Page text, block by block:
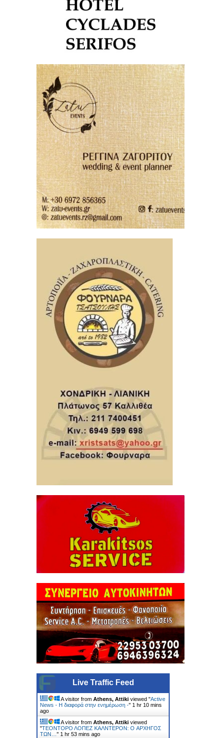
Live Traffic Feed
A visitor from Athens, Attiki viewed "Active
News - Η διαφορά στην ενημέρωση -" 1 hr 10 mins
ago
A visitor from Athens, Attiki viewed
"ΤΕΟΝΤΟΡΟ ΛΟΠΕΖ ΚΑΛΝΤΕΡΟΝ: O ΑΡΧΗΓΟΣ
ΤΩΝ… " 1 hr 53 mins ago